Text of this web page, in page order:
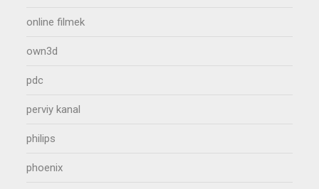
online filmek
own3d
pdc
perviy kanal
philips
phoenix